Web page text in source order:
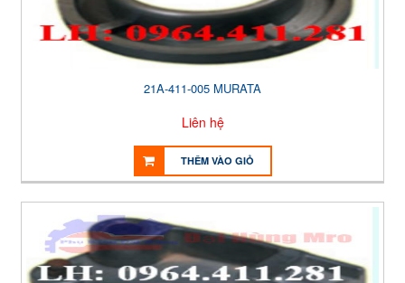
21A-411-005 MURATA
Liên hệ
THÊM VÀO GIỎ